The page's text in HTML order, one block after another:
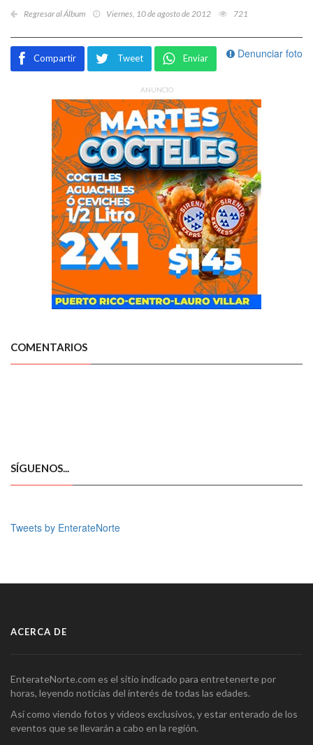
Regresar al Álbum Viernes, 10 de agosto de 2012 721
Denunciar foto
Compartir Tweet Enviar
ANUNCIO
COMENTARIOS
SÍGUENOS...
Tweets by EnterateNorte
ACERCA DE
EnterateNorte.com es el sitio indicado para entretenerte por
horas, leyendo noticias del interés de todas las edades.
Así como viendo fotos y videos exclusivos, y estar enterado de los
eventos que se llevarán a cabo en la región.